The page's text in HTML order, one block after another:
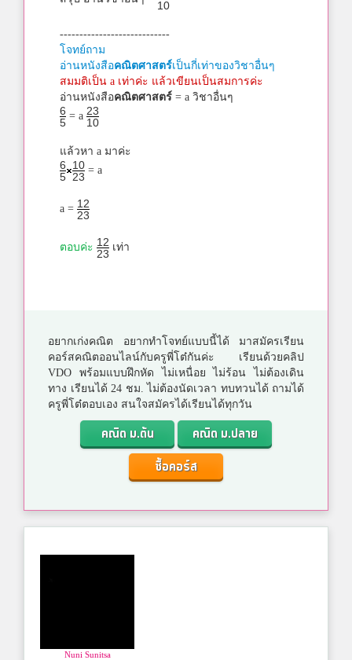
10
----------------------------
โจทย์ถาม
อ่านหนังสือคณิตศาสตร์เป็นกี่เท่าของวิชาอื่นๆ
สมมติเป็น a เท่าค่ะ แล้วเขียนเป็นสมการค่ะ
อ่านหนังสือคณิตศาสตร์ = a วิชาอื่นๆ
6
5
= a 23
10
แล้วหา a มาค่ะ
6
5
10
23
= a
a = 12
23
ตอบค่ะ 12
23
เท่า
อยากเก่งคณิต อยากทำโจทย์แบบนี้ได้ มาสมัครเรียน
คอร์สคณิตออนไลน์กับครูพี่โต๋กันค่ะ เรียนด้วยคลิป
VDO พร้อมแบบฝึกหัด ไม่เหนื่อย ไม่ร้อน ไม่ต้องเดิน
ทาง เรียนได้ 24 ชม. ไม่ต้องนัดเวลา ทบทวนได้ ถามได้
ครูพี่โต๋ตอบเอง สนใจสมัครได้เรียนได้ทุกวัน
คณิต ม.ต้น
คณิต ม.ปลาย
ซื้อคอร์ส
Nuni Sunitsa